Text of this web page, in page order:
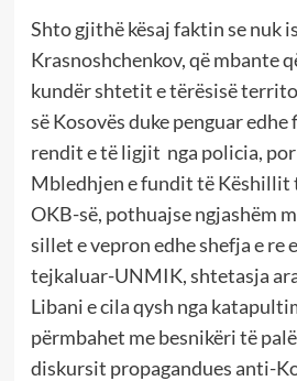
Shto gjithë kësaj faktin se nuk
Krasnoshchenkov, që mbante
kundër shtetit e tërësisë
së Kosovës duke penguar
rendit e të ligjit nga policia, por
Mbledhjen e fundit të Këshillit
OKB-së, pothuajse ngjashëm
sillet e vepron edhe shefja e re
tejkaluar-UNMIK, shtetasja
Libani e cila qysh nga
përmbahet me besnikëri të
diskursit propagandues anti-